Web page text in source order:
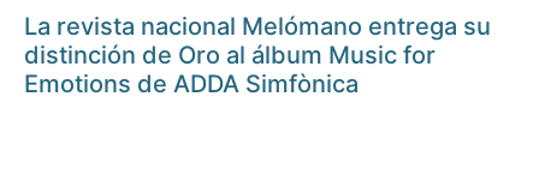
La revista nacional Melómano entrega su
distinción de Oro al álbum Music for
Emotions de ADDA Simfònica